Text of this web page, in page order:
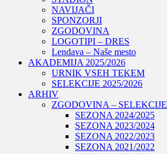
NAVIJAČI
SPONZORJI
ZGODOVINA
LOGOTIPI – DRES
Lendava – Naše mesto
AKADEMIJA 2025/2026
URNIK VSEH TEKEM
SELEKCIJE 2025/2026
ARHIV
ZGODOVINA – SELEKCIJE
SEZONA 2024/2025
SEZONA 2023/2024
SEZONA 2022/2023
SEZONA 2021/2022